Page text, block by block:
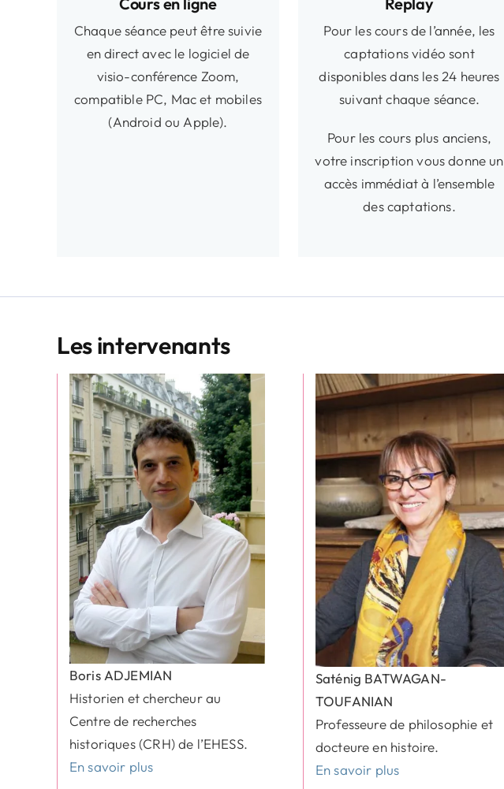
Chaque séance peut être suivie
en direct avec le logiciel de
visio-conférence Zoom,
compatible PC, Mac et mobiles
(Android ou Apple).
Pour les cours de l’année, les
captations vidéo sont
disponibles dans les 24 heures
suivant chaque séance.
Pour les cours plus anciens,
votre inscription vous donne un
accès immédiat à l’ensemble
des captations.
Les intervenants
Boris ADJEMIAN
Historien et chercheur au
Centre de recherches
historiques (CRH) de l’EHESS.
En savoir plus
Saténig BATWAGAN-
TOUFANIAN
Professeure de philosophie et
docteure en histoire.
En savoir plus